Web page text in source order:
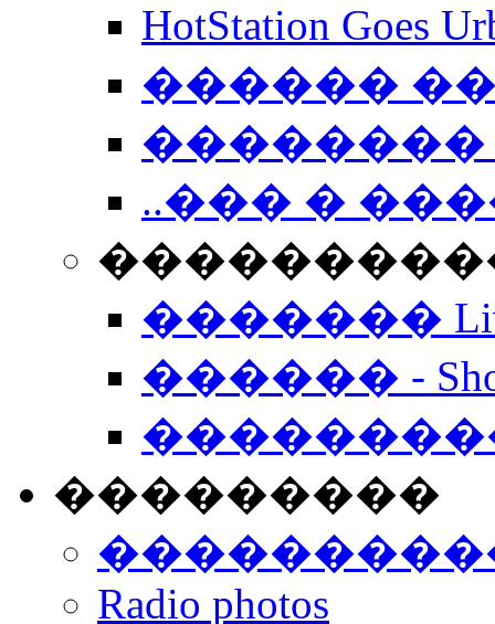
HotStation
������
��������
..��� �
����������
�������
������ -
���������
Radio photos